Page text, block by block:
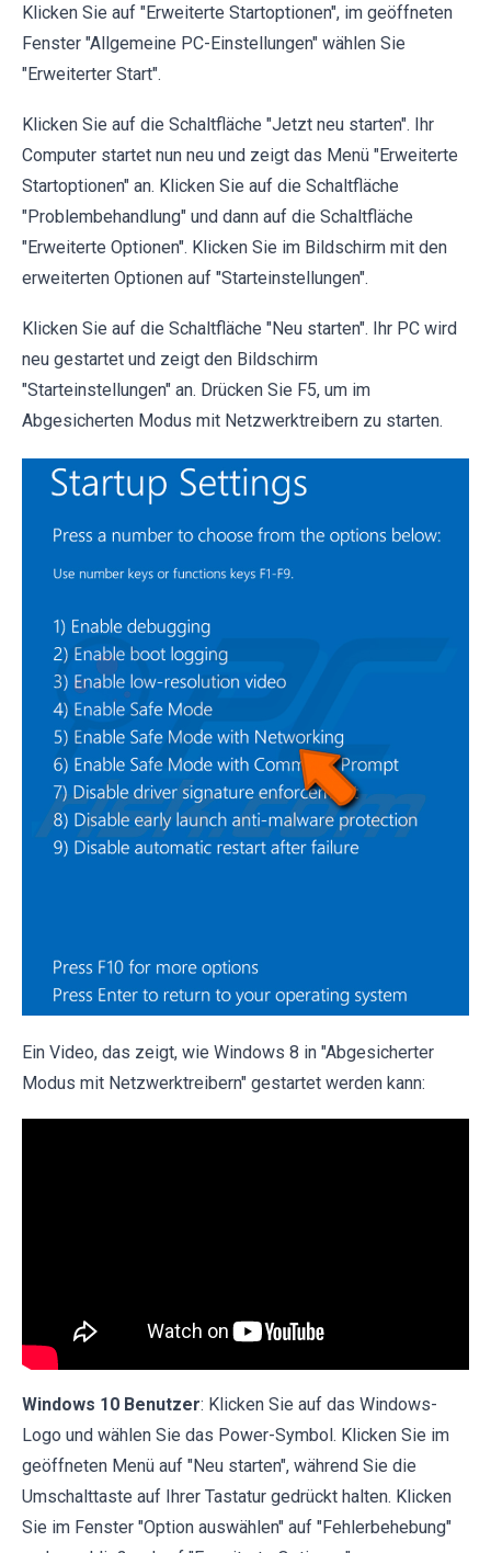
Klicken Sie auf "Erweiterte Startoptionen", im geöffneten
Fenster "Allgemeine PC-Einstellungen" wählen Sie
"Erweiterter Start".
Klicken Sie auf die Schaltfläche "Jetzt neu starten". Ihr
Computer startet nun neu und zeigt das Menü "Erweiterte
Startoptionen" an. Klicken Sie auf die Schaltfläche
"Problembehandlung" und dann auf die Schaltfläche
"Erweiterte Optionen". Klicken Sie im Bildschirm mit den
erweiterten Optionen auf "Starteinstellungen".
Klicken Sie auf die Schaltfläche "Neu starten". Ihr PC wird
neu gestartet und zeigt den Bildschirm
"Starteinstellungen" an. Drücken Sie F5, um im
Abgesicherten Modus mit Netzwerktreibern zu starten.
Ein Video, das zeigt, wie Windows 8 in "Abgesicherter
Modus mit Netzwerktreibern" gestartet werden kann:
Windows 10 Benutzer: Klicken Sie auf das Windows-
Logo und wählen Sie das Power-Symbol. Klicken Sie im
geöffneten Menü auf "Neu starten", während Sie die
Umschalttaste auf Ihrer Tastatur gedrückt halten. Klicken
Sie im Fenster "Option auswählen" auf "Fehlerbehebung"